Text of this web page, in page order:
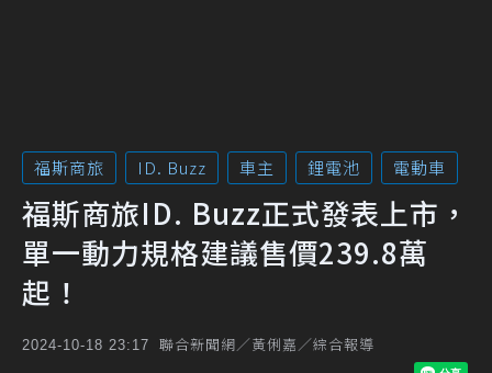
福斯商旅 ID. Buzz 車主 鋰電池 電動車
福斯商旅ID. Buzz正式發表上市，
單一動力規格建議售價239.8萬
起！
2024-10-18 23:17 聯合新聞網／黃俐嘉／綜合報導